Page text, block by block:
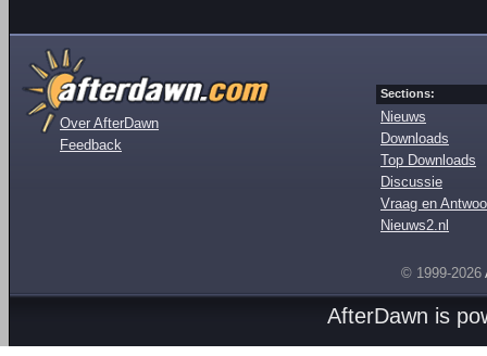
Over AfterDawn
Feedback
Sections:
Nieuws
Downloads
Top Downloads
Discussie
Vraag en
Nieuws2.nl
© 1999-2026
AfterDawn is